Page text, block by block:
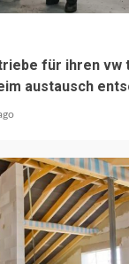
für ihren vw
austausch